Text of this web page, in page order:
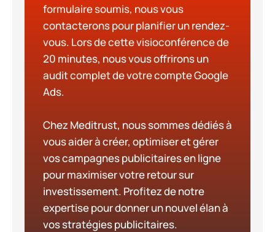
formulaire soumis, nous vous
contacterons pour planifier un rendez-
vous. Lors de cette visioconférence de
20 minutes, nous vous offrirons un
audit complet de votre compte Google
Ads.
Chez Meditrust, nous sommes dédiés à
vous aider à créer, optimiser et gérer
vos campagnes publicitaires en ligne
pour maximiser votre retour sur
investissement. Profitez de notre
expertise pour donner un nouvel élan à
vos stratégies publicitaires.